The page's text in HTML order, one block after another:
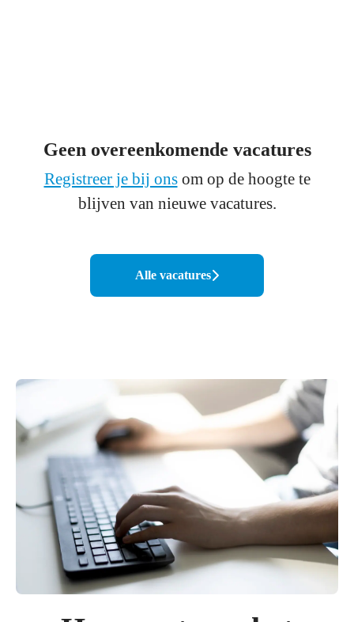
Geen overeenkomende vacatures
Registreer je bij onsom op de hoogte te
blijven van nieuwe vacatures.
Alle vacatures